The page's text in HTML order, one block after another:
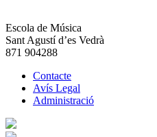
Escola de Música
Sant Agustí d’es Vedrà
871 904288
Contacte
Avís Legal
Administració